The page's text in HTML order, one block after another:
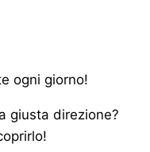
ogni giorno!
giusta direzione?